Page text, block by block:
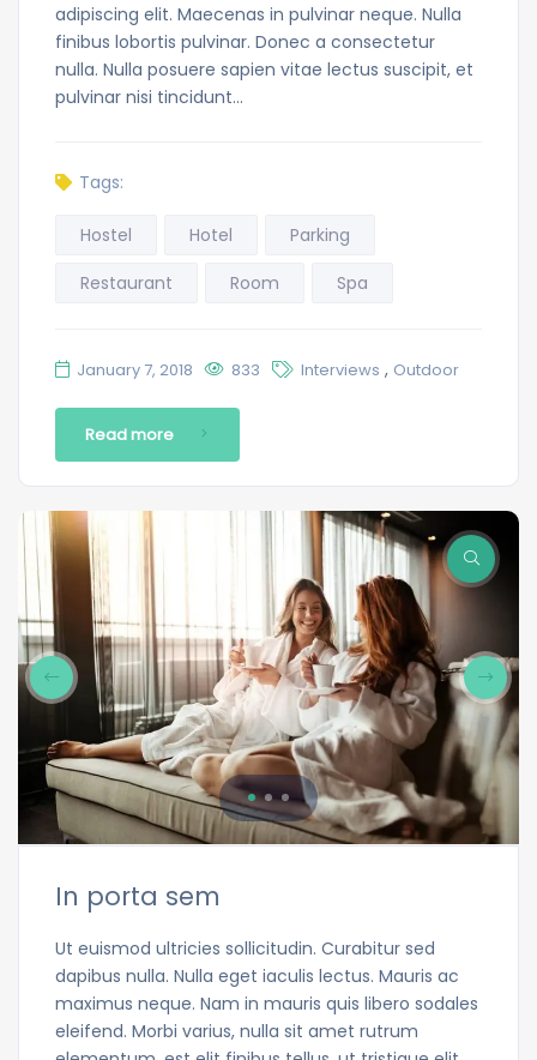
adipiscing elit. Maecenas in pulvinar neque. Nulla
finibus lobortis pulvinar. Donec a consectetur
nulla. Nulla posuere sapien vitae lectus suscipit, et
pulvinar nisi tincidunt…
Tags:
Hostel Hotel
Parking
Restaurant
Room Spa
January 7, 2018 833 Interviews , Outdoor
Read more
In porta sem
Ut euismod ultricies sollicitudin. Curabitur sed
dapibus nulla. Nulla eget iaculis lectus. Mauris ac
maximus neque. Nam in mauris quis libero sodales
eleifend. Morbi varius, nulla sit amet rutrum